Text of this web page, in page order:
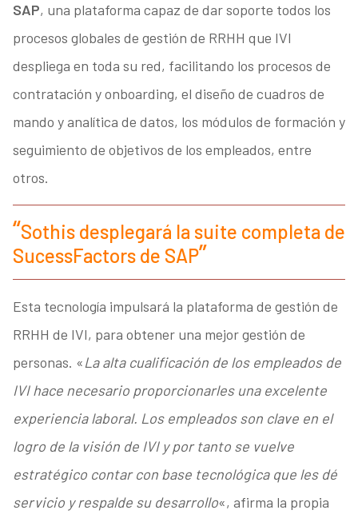
SAP, una plataforma capaz de dar soporte todos los
procesos globales de gestión de RRHH que IVI
despliega en toda su red, facilitando los procesos de
contratación y onboarding, el diseño de cuadros de
mando y analítica de datos, los módulos de formación y
seguimiento de objetivos de los empleados, entre
otros.
Sothis desplegará la suite completa de
SucessFactors de SAP
Esta tecnología impulsará la plataforma de gestión de
RRHH de IVI, para obtener una mejor gestión de
personas. «La alta cualificación de los empleados de
IVI hace necesario proporcionarles una excelente
experiencia laboral. Los empleados son clave en el
logro de la visión de IVI y por tanto se vuelve
estratégico contar con base tecnológica que les dé
servicio y respalde su desarrollo«, afirma la propia